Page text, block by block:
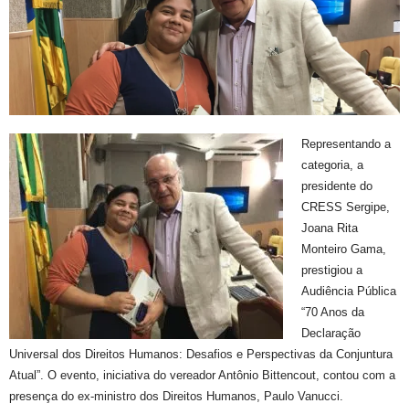
Representando a
categoria, a
presidente do
CRESS Sergipe,
Joana Rita
Monteiro Gama,
prestigiou a
Audiência Pública
“70 Anos da
Declaração
Universal dos Direitos Humanos: Desafios e Perspectivas da Conjuntura
Atual”. O evento, iniciativa do vereador Antônio Bittencout, contou com a
presença do ex-ministro dos Direitos Humanos, Paulo Vanucci.